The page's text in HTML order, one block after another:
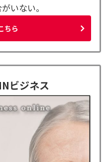
いない。
ちら
ビジネス